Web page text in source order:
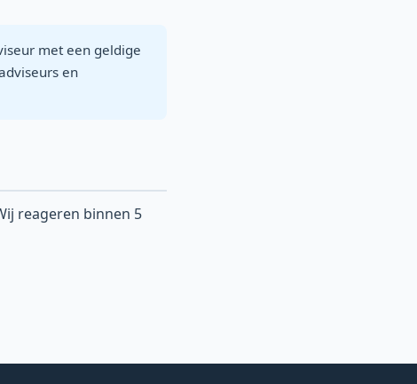
met een geldige
en
reageren binnen 5